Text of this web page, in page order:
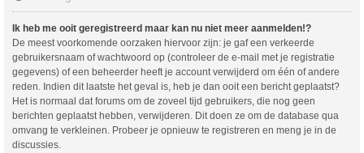
Ik heb me ooit geregistreerd maar kan nu niet meer aanmelden!?
De meest voorkomende oorzaken hiervoor zijn: je gaf een verkeerde
gebruikersnaam of wachtwoord op (controleer de e-mail met je registratie
gegevens) of een beheerder heeft je account verwijderd om één of andere
reden. Indien dit laatste het geval is, heb je dan ooit een bericht geplaatst?
Het is normaal dat forums om de zoveel tijd gebruikers, die nog geen
berichten geplaatst hebben, verwijderen. Dit doen ze om de database qua
omvang te verkleinen. Probeer je opnieuw te registreren en meng je in de
discussies.